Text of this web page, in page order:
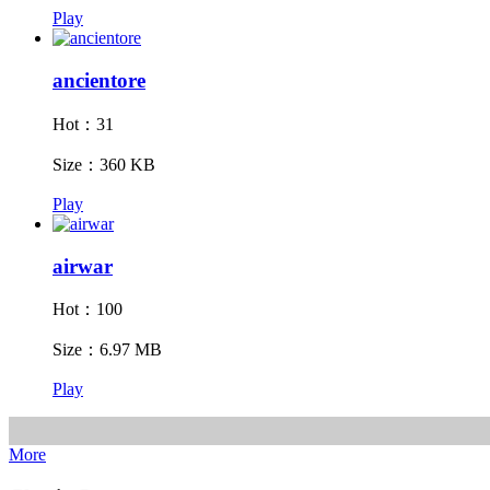
Play
ancientore
Hot：31
Size：360 KB
Play
airwar
Hot：100
Size：6.97 MB
Play
More